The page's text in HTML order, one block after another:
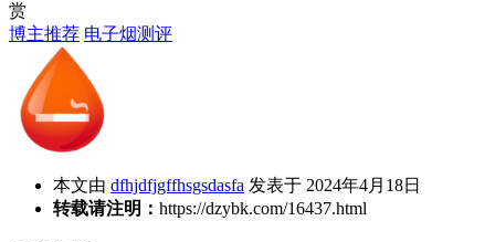
赏
博主推荐 电子烟测评
本文由 dfhjdfjgffhsgsdasfa 发表于 2024年4月18日
转载请注明： https://dzybk.com/16437.html